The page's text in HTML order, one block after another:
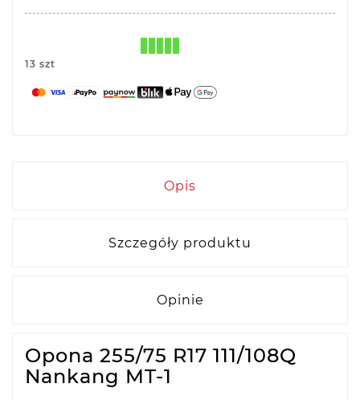
13 szt
Opis
Szczegóły produktu
Opinie
Opona 255/75 R17 111/108Q
Nankang MT-1